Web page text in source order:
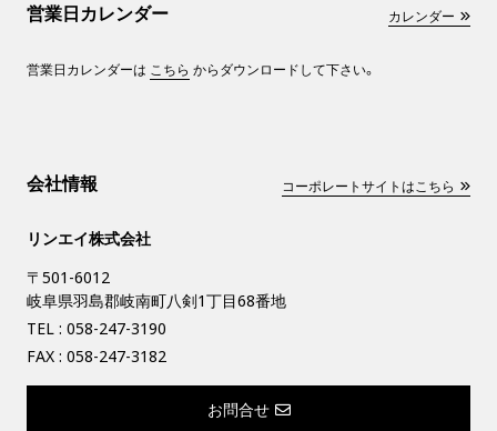
営業日カレンダー カレンダー
営業日カレンダーは こちら からダウンロードして下さい。
会社情報 コーポレートサイトはこちら
リンエイ株式会社
〒501-6012
岐阜県羽島郡岐南町八剣1丁目68番地
TEL : 058-247-3190
FAX : 058-247-3182
お問合せ